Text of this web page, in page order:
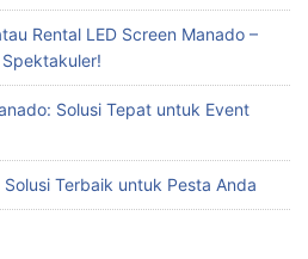
Rental LED Screen Manado –
Solusi Tepat untuk Event
Terbaik untuk Pesta Anda